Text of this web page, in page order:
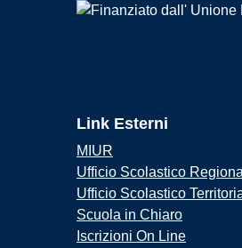
Link Esterni
MIUR
Ufficio Scolastico
Ufficio Scolastico
Scuola in Chiaro
Iscrizioni On Line